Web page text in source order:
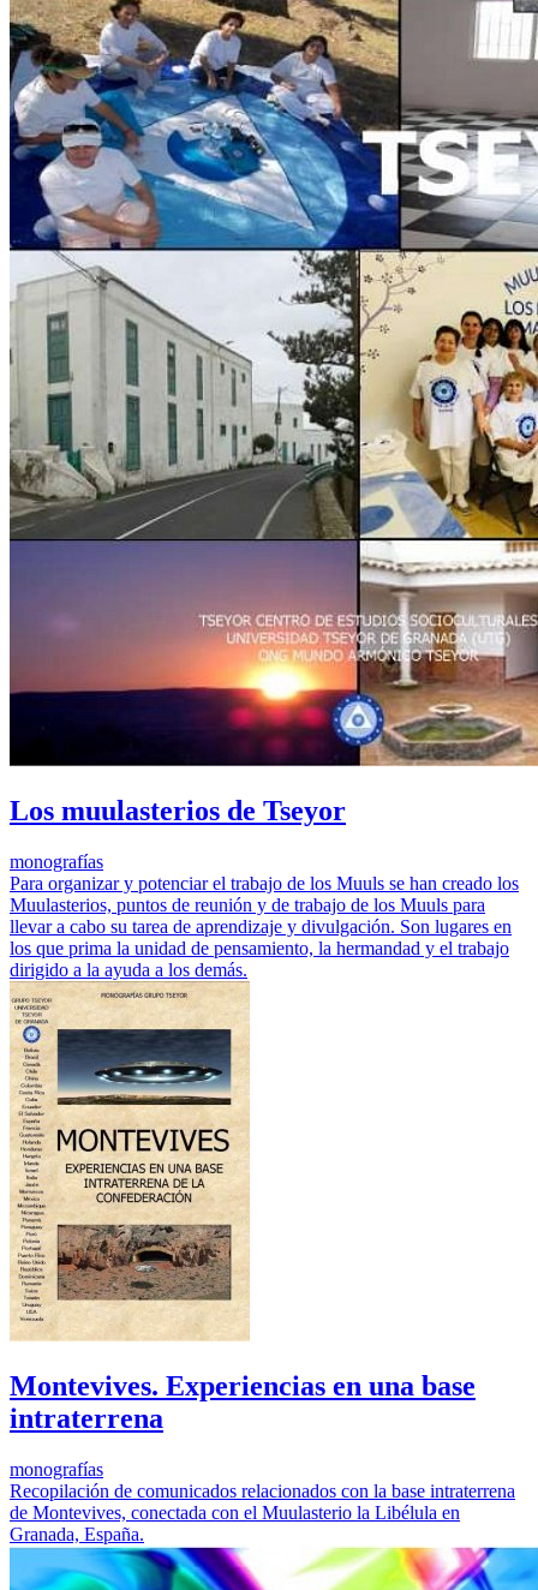
Los muulasterios de Tseyor
monografías
Para organizar y potenciar el trabajo de los Muuls se han creado los
Muulasterios, puntos de reunión y de trabajo de los Muuls para
llevar a cabo su tarea de aprendizaje y divulgación. Son lugares en
los que prima la unidad de pensamiento, la hermandad y el trabajo
dirigido a la ayuda a los demás.
Montevives. Experiencias en una base
intraterrena
monografías
Recopilación de comunicados relacionados con la base intraterrena
de Montevives, conectada con el Muulasterio la Libélula en
Granada, España.